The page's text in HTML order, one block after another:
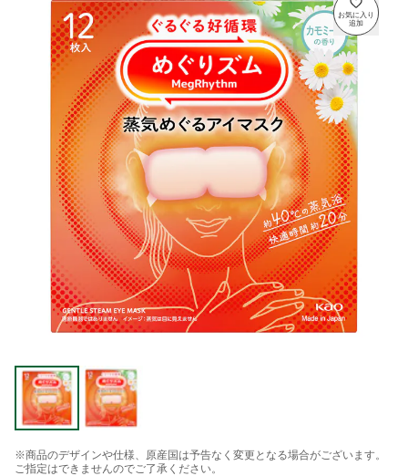
※商品のデザインや仕様、原産国は予告なく変更となる場合がございます。
ご指定はできませんのでご了承ください。